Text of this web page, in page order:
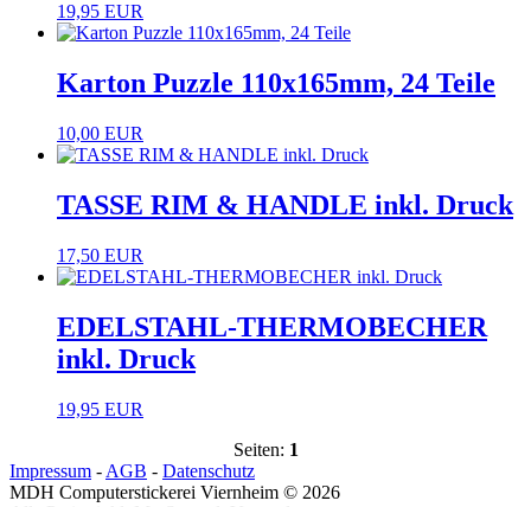
19,95 EUR
Karton Puzzle 110x165mm, 24 Teile
10,00 EUR
TASSE RIM & HANDLE inkl. Druck
17,50 EUR
EDELSTAHL-THERMOBECHER
inkl. Druck
19,95 EUR
Seiten: 1
Impressum - AGB - Datenschutz
MDH Computerstickerei Viernheim © 2026